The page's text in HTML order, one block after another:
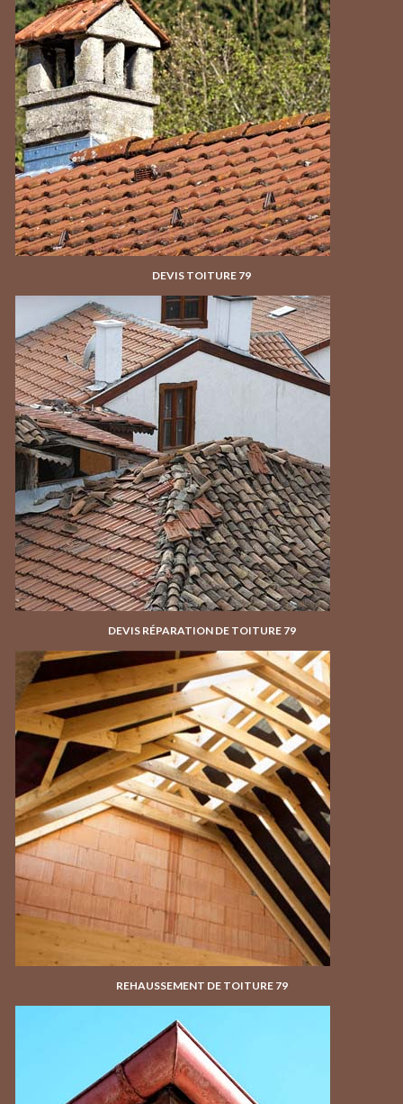
DEVIS TOITURE 79
DEVIS RÉPARATION DE TOITURE 79
REHAUSSEMENT DE TOITURE 79